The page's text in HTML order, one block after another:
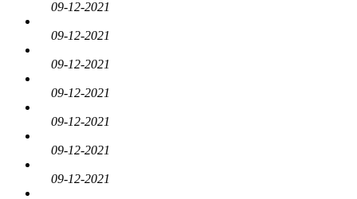
09-12-2021
09-12-2021
09-12-2021
09-12-2021
09-12-2021
09-12-2021
09-12-2021